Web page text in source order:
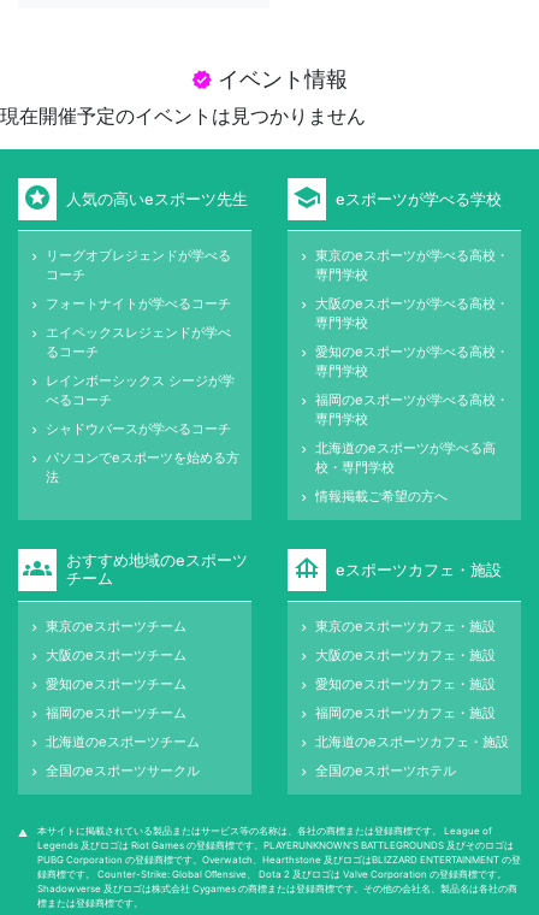
verified イベント情報
現在開催予定のイベントは見つかりません
stars 人気の高いeスポーツ先生
keyboard_arrow_right
リーグオブレジェンドが学べる
コーチ
keyboard_arrow_right フォートナイトが学べるコーチ
keyboard_arrow_right
エイペックスレジェンドが学べ
るコーチ
keyboard_arrow_right
レインボーシックス シージが学
べるコーチ
keyboard_arrow_right シャドウバースが学べるコーチ
keyboard_arrow_right
パソコンでeスポーツを始める方
法
school eスポーツが学べる学校
keyboard_arrow_right
東京のeスポーツが学べる高校・
専門学校
keyboard_arrow_right
大阪のeスポーツが学べる高校・
専門学校
keyboard_arrow_right
愛知のeスポーツが学べる高校・
専門学校
keyboard_arrow_right
福岡のeスポーツが学べる高校・
専門学校
keyboard_arrow_right
北海道のeスポーツが学べる高
校・専門学校
keyboard_arrow_right 情報掲載ご希望の方へ
groups
おすすめ地域のeスポーツ
チーム
keyboard_arrow_right 東京のeスポーツチーム
keyboard_arrow_right 大阪のeスポーツチーム
keyboard_arrow_right 愛知のeスポーツチーム
keyboard_arrow_right 福岡のeスポーツチーム
keyboard_arrow_right 北海道のeスポーツチーム
keyboard_arrow_right 全国のeスポーツサークル
foundation eスポーツカフェ・施設
keyboard_arrow_right 東京のeスポーツカフェ・施設
keyboard_arrow_right 大阪のeスポーツカフェ・施設
keyboard_arrow_right 愛知のeスポーツカフェ・施設
keyboard_arrow_right 福岡のeスポーツカフェ・施設
keyboard_arrow_right 北海道のeスポーツカフェ・施設
keyboard_arrow_right 全国のeスポーツホテル
warning
本サイトに掲載されている製品またはサービス等の名称は、各社の商標または登録商標です。 League of
Legends 及びロゴは Riot Games の登録商標です。PLAYERUNKNOWN'S BATTLEGROUNDS 及びそのロゴは
PUBG Corporation の登録商標です。Overwatch、Hearthstone 及びロゴはBLIZZARD ENTERTAINMENT の登
録商標です。 Counter-Strike: Global Oﬀensive、 Dota 2 及びロゴは Valve Corporation の登録商標です。
Shadowverse 及びロゴは株式会社 Cygames の商標または登録商標です。その他の会社名、製品名は各社の商
標または登録商標です。